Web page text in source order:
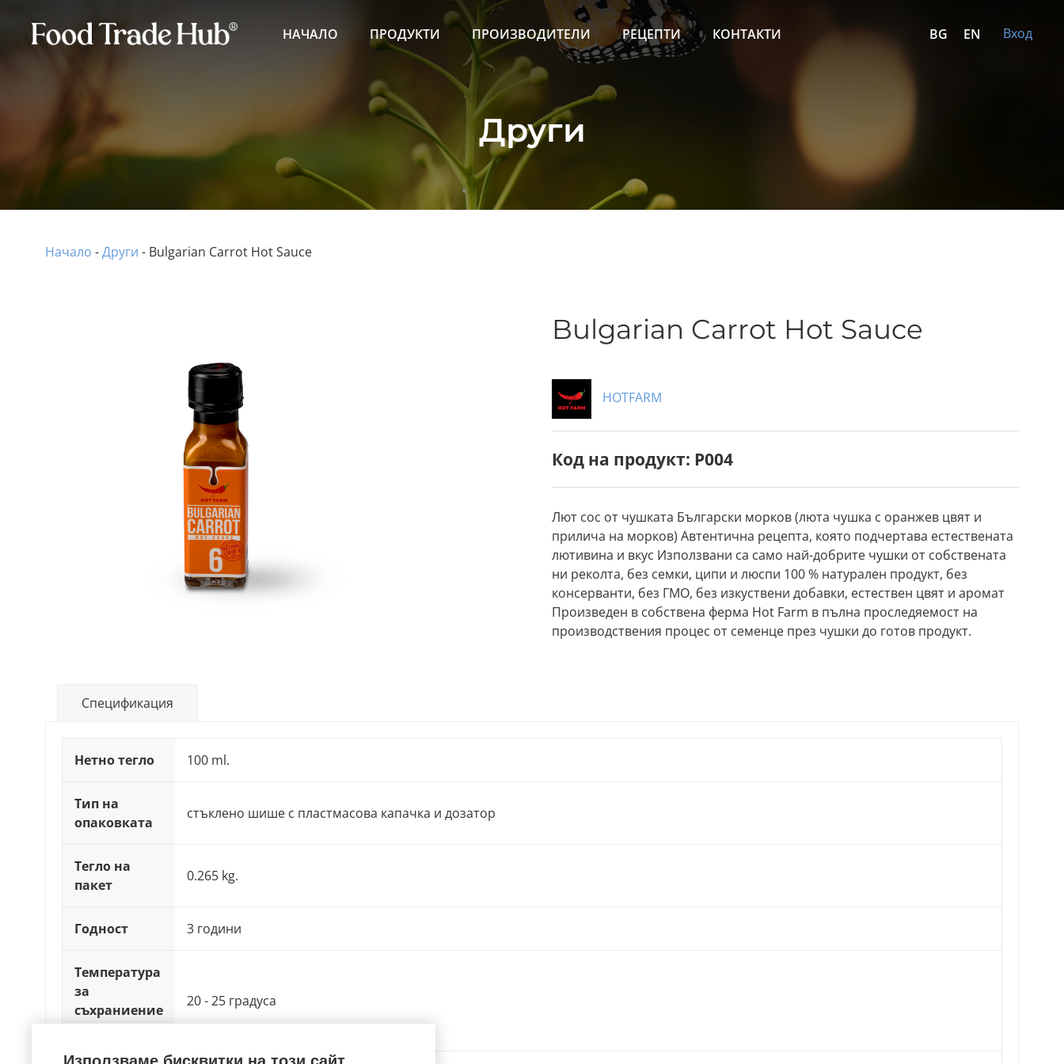
BG EN
НАЧАЛО ПРОДУКТИ ПРОИЗВОДИТЕЛИ РЕЦЕПТИ КОНТАКТИ Вход
Други
Начало -Други - Bulgarian Carrot Hot Sauce
Bulgarian Carrot Hot Sauce
HOTFARM
Код на продукт: P004
Лют сос от чушката Български морков (люта чушка с оранжев цвят и
прилича на морков) Автентична рецепта, която подчертава естествената
лютивина и вкус Използвани са само най-добрите чушки от собствената
ни реколта, без семки, ципи и люспи 100 % натурален продукт, без
консерванти, без ГМО, без изкуствени добавки, естествен цвят и аромат
Произведен в собствена ферма Hot Farm в пълна проследяемост на
производствения процес от семенце през чушки до готов продукт.
Спецификация
Нетно тегло 100 ml.
Тип на
опаковката
стъклено шише с пластмасова капачка и дозатор
Тегло на
пакет
0.265 kg.
Годност 3 години
Температура
за
съхраниение
(°C)
20 - 25 градуса